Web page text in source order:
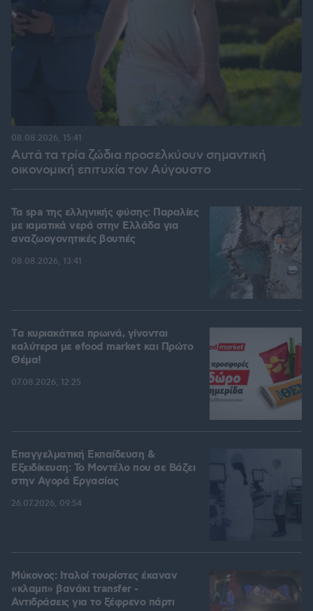
Αυτά τα τρία ζώδια προσελκύουν σημαντική
οικονομική επιτυχία τον Αύγουστο
08.08.2026, 15:41
Τα spa της ελληνικής φύσης: Παραλίες
με ιαματικά νερά στην Ελλάδα για
αναζωογονητικές βουτιές
08.08.2026, 13:41
Tα κυριακάτικα πρωινά, γίνονται
καλύτερα με efood market και Πρώτο
Θέμα!
07.08.2026, 12:25
Επαγγελματική Εκπαίδευση &
Εξειδίκευση: Το Mοντέλο που σε Bάζει
στην Aγορά Eργασίας
26.07.2026, 09:54
Μύκονος: Ιταλοί τουρίστες έκαναν
«κλαμπ» βανάκι transfer -
Αντιδράσεις για το ξέφρενο πάρτι